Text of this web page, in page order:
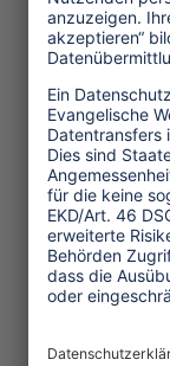
One
Reisen